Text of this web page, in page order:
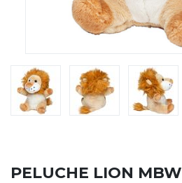
CATALOGUES & TARIFS
MARQUES & CERTIFICATS
TECHNIQUES MARQUAGE
PELUCHE LION MBW